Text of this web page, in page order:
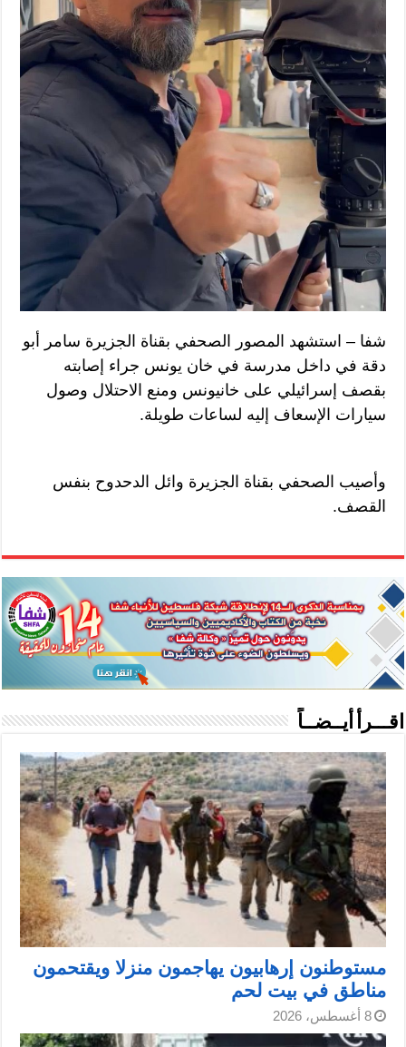
شفا – استشهد المصور الصحفي بقناة الجزيرة سامر أبو
دقة في داخل مدرسة في خان يونس جراء إصابته
بقصف إسرائيلي على خانيونس ومنع الاحتلال وصول
سيارات الإسعاف إليه لساعات طويلة.
وأصيب الصحفي بقناة الجزيرة وائل الدحدوح بنفس
القصف.
اقـــرأ أيــضــاً
مستوطنون إرهابيون يهاجمون منزلا ويقتحمون
مناطق في بيت لحم
8 أغسطس، 2026